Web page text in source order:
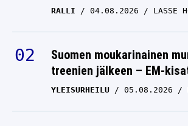
RALLI 04.08.2026 LASSE
Suomen moukarinainen
treenien jälkeen – EM-
YLEISURHEILU 05.08.2026